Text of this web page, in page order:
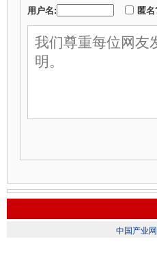
用户名: 匿
中国产业